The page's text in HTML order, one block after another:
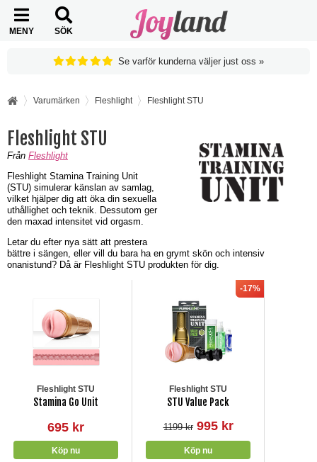
MENY SÖK
Se varför kunderna väljer just oss »
Varumärken Fleshlight Fleshlight STU
Fleshlight STU
Från Fleshlight
Fleshlight Stamina Training Unit
(STU) simulerar känslan av samlag,
vilket hjälper dig att öka din sexuella
uthållighet och teknik. Dessutom ger
den maxad intensitet vid orgasm.
Letar du efter nya sätt att prestera
bättre i sängen, eller vill du bara ha en grymt skön och intensiv
onanistund? Då är Fleshlight STU produkten för dig.
695 kr
Fleshlight STU
Stamina Go Unit
-17%
1199 kr 995 kr
Fleshlight STU
STU Value Pack